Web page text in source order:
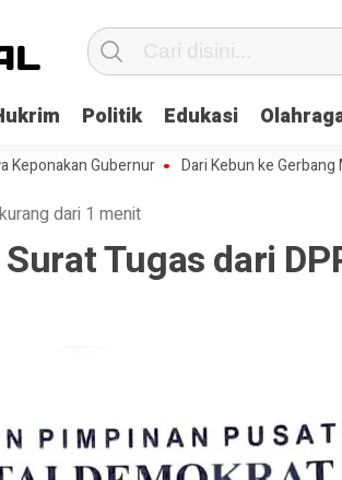
Politik Edukasi
Gubernur Dari Kebun ke Gerbang Masa
kurang dari 1 menit
Tugas dari